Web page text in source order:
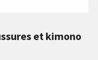
et kimono